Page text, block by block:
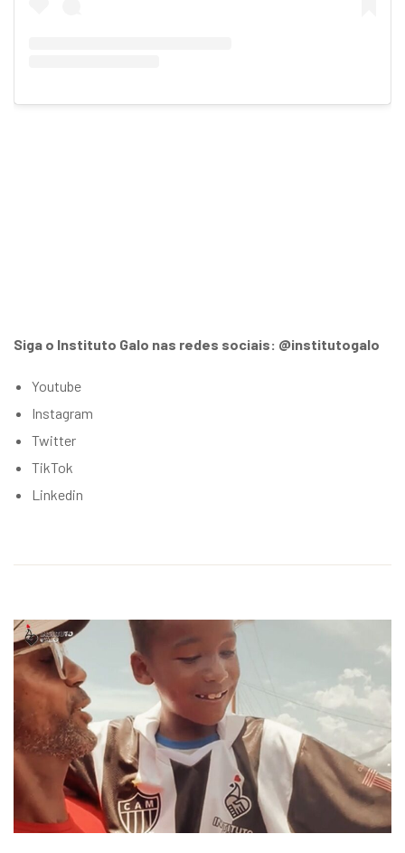
Siga o Instituto Galo nas redes sociais: @institutogalo
Youtube
Instagram
Twitter
TikTok
Linkedin